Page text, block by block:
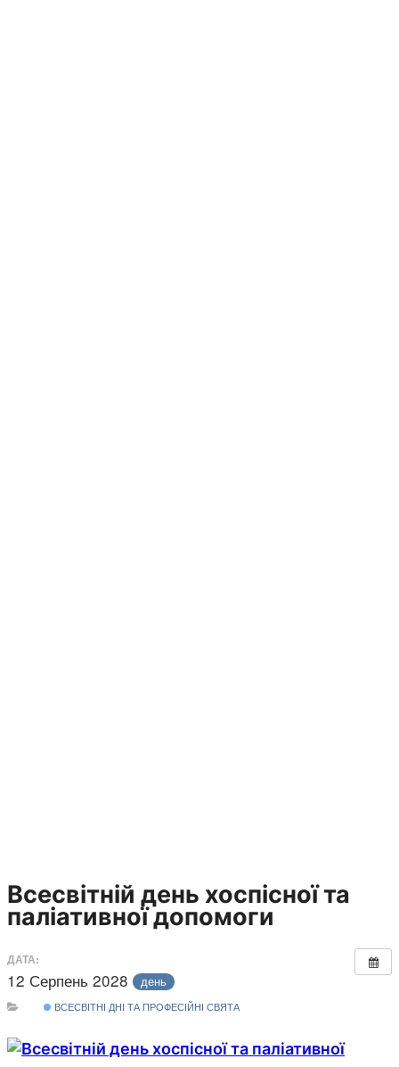
Всесвітній день хоспісної та
паліативної допомоги
ДАТА:
12 Серпень 2028 день
ВСЕСВІТНІ ДНІ ТА ПРОФЕСІЙНІ СВЯТА